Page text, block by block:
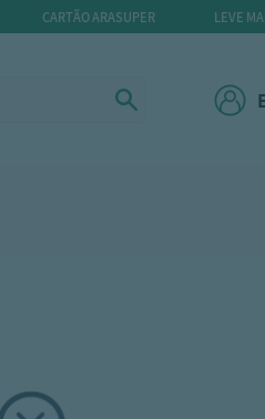
CARTÃO ARASUPER LEVE